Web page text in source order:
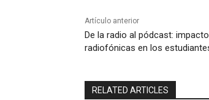
Artículo anterior
De la radio al pódcast:
radiofónicas en los
RELATED ARTICLES